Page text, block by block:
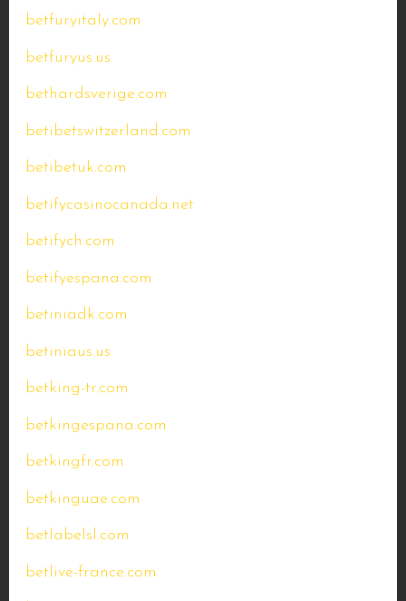
betfuryitaly.com
betfuryus.us
bethardsverige.com
betibetswitzerland.com
betibetuk.com
betifycasinocanada.net
betifych.com
betifyespana.com
betiniadk.com
betiniaus.us
betking-tr.com
betkingespana.com
betkingfr.com
betkinguae.com
betlabelsl.com
betlive-france.com